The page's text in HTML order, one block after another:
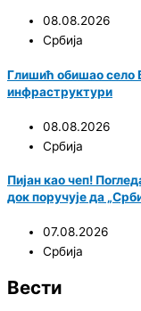
08.08.2026
Србија
Глишић обишао село
инфраструктури
08.08.2026
Србија
Пијан као чеп!
док поручује да
07.08.2026
Србија
Вести